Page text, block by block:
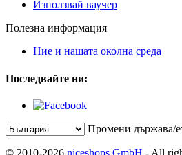
Използвай ваучер
Полезна информация
Ние и нашата околна среда
Последвайте ни:
Промени държава/
© 2010-2026 niceshops GmbH - All